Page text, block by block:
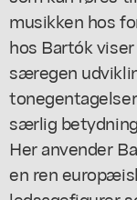
musikken hos
hos Bartók
særegen
særlig
Her anvender
en ren